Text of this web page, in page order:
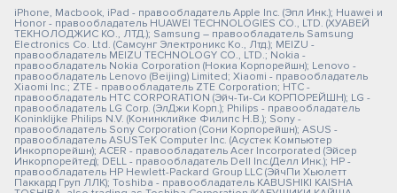
iPhone, Macbook, iPad - правообладатель Apple Inc. (Эпл Инк.); Huawei и
Honor - правообладатель HUAWEI TECHNOLOGIES CO., LTD. (ХУАВЕЙ
ТЕКНОЛОДЖИС КО., ЛТД.); Samsung – правообладатель Samsung
Electronics Co. Ltd. (Самсунг Электроникс Ко., Лтд.); MEIZU -
правообладатель MEIZU TECHNOLOGY CO., LTD.; Nokia -
правообладатель Nokia Corporation (Нокиа Корпорейшн); Lenovo -
правообладатель Lenovo (Beijing) Limited; Xiaomi - правообладатель
Xiaomi Inc.; ZTE - правообладатель ZTE Corporation; HTC -
правообладатель HTC CORPORATION (Эйч-Ти-Си КОРПОРЕЙШН); LG -
правообладатель LG Corp. (ЭлДжи Корп.); Philips - правообладатель
Koninklijke Philips N.V. (Конинклийке Филипс Н.В.); Sony -
правообладатель Sony Corporation (Сони Корпорейшн); ASUS -
правообладатель ASUSTeK Computer Inc. (Асустек Компьютер
Инкорпорейшн); ACER - правообладатель Acer Incorporated (Эйсер
Инкорпорейтед); DELL - правообладатель Dell Inc.(Делл Инк.); HP -
правообладатель HP Hewlett-Packard Group LLC (ЭйчПи Хьюлетт
Паккард Груп ЛЛК); Toshiba - правообладатель KABUSHIKI KAISHA